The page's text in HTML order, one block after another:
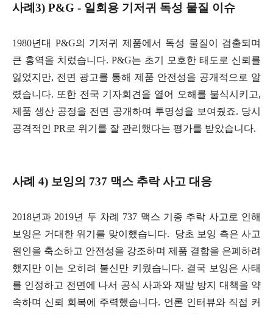
사례3) P&G - 일회용 기저귀 독성 물질 이슈
1980년대 P&G의 기저귀 제품에서 독성 물질이 검출되며
큰 홍역을 치렀습니다. P&G는 초기 모호한 태도로 신뢰를
잃었지만, 전면 광고를 통해 제품 안전성을 공개적으로 알
렸습니다. 또한 전국 기자회견을 열어 오해를 불식시키고,
제품 생산 공정을 전면 공개하며 투명성을 보여줬죠. 당시
공격적인 PR로 위기를 잘 관리했다는 평가를 받았습니다.
사례 4) 보잉의 737 맥스 추락 사고 대응
2018년과 2019년 두 차례 737 맥스 기종 추락 사고로 인해
보잉은 거대한 위기를 맞이했습니다. 당초 보잉 측은 사고
원인을 축소하고 안전성을 강조하며 제품 결함을 은폐하려
했지만 이는 오히려 불신만 키웠습니다. 결국 보잉은 사태
를 인정하고 전면에 나서 공식 사과와 재발 방지 대책을 약
속하며 신뢰 회복에 주력했습니다. 언론 인터뷰와 직접 커